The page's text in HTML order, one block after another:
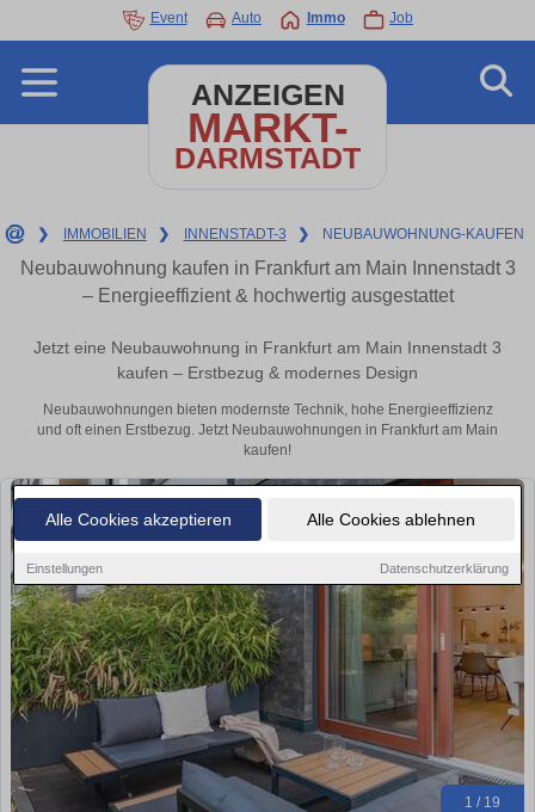
Alle Cookies akzeptieren Alle Cookies ablehnen
Einstellungen Datenschutzerklärung
Event Auto Immo Job
ANZEIGEN
MARKT-
DARMSTADT
❯ IMMOBILIEN ❯ INNENSTADT-3 ❯ NEUBAUWOHNUNG-KAUFEN
Neubauwohnung kaufen in Frankfurt am Main Innenstadt 3
– Energieeffizient & hochwertig ausgestattet
Jetzt eine Neubauwohnung in Frankfurt am Main Innenstadt 3
kaufen – Erstbezug & modernes Design
Neubauwohnungen bieten modernste Technik, hohe Energieeffizienz
und oft einen Erstbezug. Jetzt Neubauwohnungen in Frankfurt am Main
kaufen!
1 / 19